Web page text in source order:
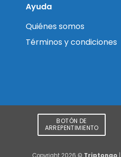
Ayuda
Quiénes somos
Términos y condiciones
BOTÓN DE
ARREPENTIMIENTO